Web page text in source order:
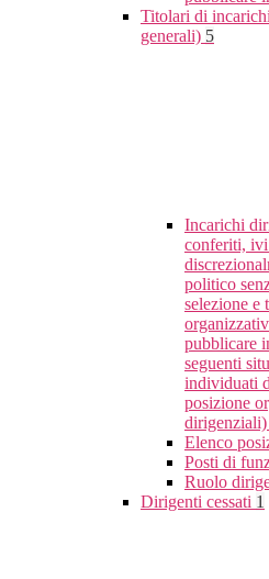
Titolari di
generali) 5
Incarichi
conferiti,
politico
selezione e
pubblicare
seguenti
individuati
posizione
dirigenziali)
Elenco
Posti di
Ruolo
Dirigenti cessati 1